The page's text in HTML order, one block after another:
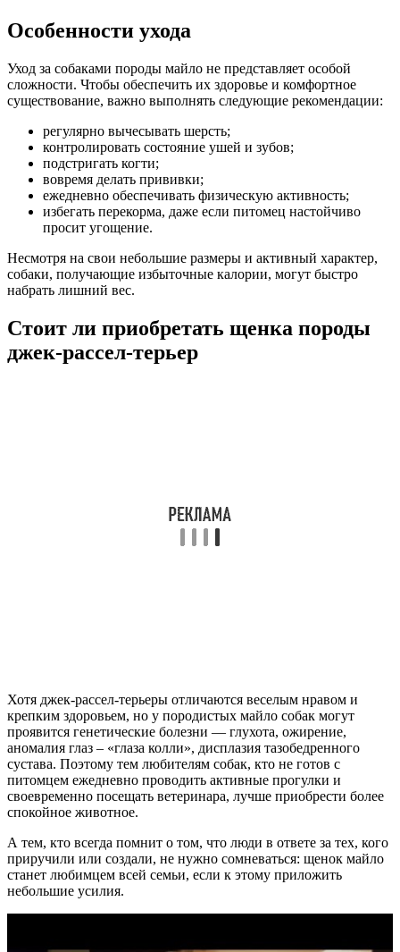
Особенности ухода
Уход за собаками породы майло не представляет особой
сложности. Чтобы обеспечить их здоровье и комфортное
существование, важно выполнять следующие рекомендации:
регулярно вычесывать шерсть;
контролировать состояние ушей и зубов;
подстригать когти;
вовремя делать прививки;
ежедневно обеспечивать физическую активность;
избегать перекорма, даже если питомец настойчиво
просит угощение.
Несмотря на свои небольшие размеры и активный характер,
собаки, получающие избыточные калории, могут быстро
набрать лишний вес.
Стоит ли приобретать щенка породы
джек-рассел-терьер
Хотя джек-рассел-терьеры отличаются веселым нравом и
крепким здоровьем, но у породистых майло собак могут
проявится генетические болезни — глухота, ожирение,
аномалия глаз – «глаза колли», дисплазия тазобедренного
сустава. Поэтому тем любителям собак, кто не готов с
питомцем ежедневно проводить активные прогулки и
своевременно посещать ветеринара, лучше приобрести более
спокойное животное.
А тем, кто всегда помнит о том, что люди в ответе за тех, кого
приручили или создали, не нужно сомневаться: щенок майло
станет любимцем всей семьи, если к этому приложить
небольшие усилия.